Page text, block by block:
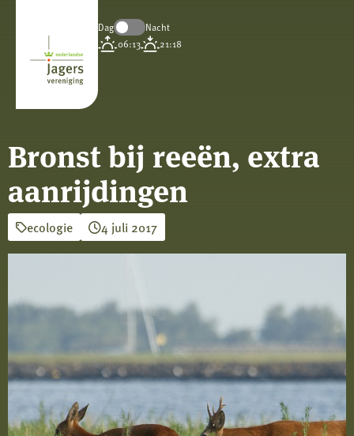
Koninklijke
Nederlandse
Jagersvereniging
Dag
Nacht
06:13
21:18
Bronst bij reeën, extra
aanrijdingen
ecologie 4 juli 2017